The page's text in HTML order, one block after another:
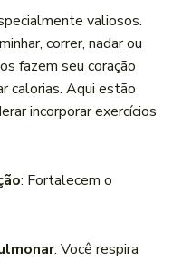
valiosos.
correr, nadar ou
fazem seu coração
calorias. Aqui estão
incorporar exercícios
: Fortalecem o
: Você respira